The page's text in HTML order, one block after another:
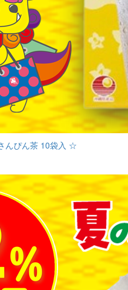
んぴん茶 10袋入 ☆